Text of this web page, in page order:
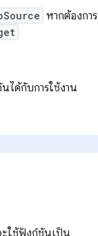
หากต้องการ
ได้กับการใช้งาน
ใช้ฟังก์ชันเป็น